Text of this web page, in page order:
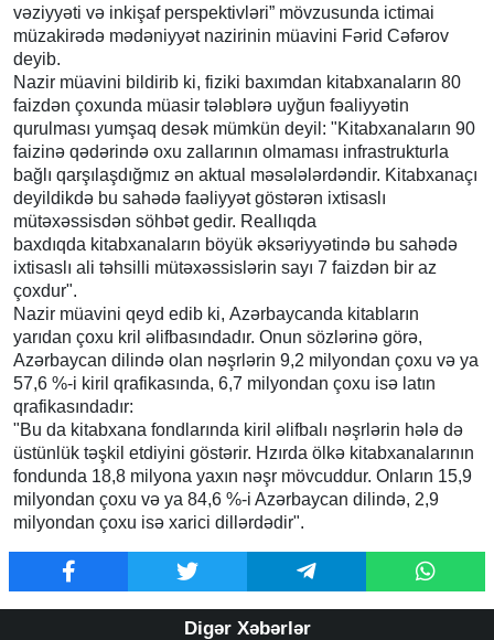
vəziyyəti və inkişaf perspektivləri” mövzusunda ictimai
müzakirədə mədəniyyət nazirinin müavini Fərid Cəfərov
deyib.
Nazir müavini bildirib ki, fiziki baxımdan kitabxanaların 80
faizdən çoxunda müasir tələblərə uyğun fəaliyyətin
qurulması yumşaq desək mümkün deyil: "Kitabxanaların 90
faizinə qədərində oxu zallarının olmaması infrastrukturla
bağlı qarşılaşdığmız ən aktual məsələlərdəndir. Kitabxanaçı
deyildikdə bu sahədə faəliyyət göstərən ixtisaslı
mütəxəssisdən söhbət gedir. Reallıqda
baxdıqda kitabxanaların böyük əksəriyyətində bu sahədə
ixtisaslı ali təhsilli mütəxəssislərin sayı 7 faizdən bir az
çoxdur".
Nazir müavini qeyd edib ki, Azərbaycanda kitabların
yarıdan çoxu kril əlifbasındadır. Onun sözlərinə görə,
Azərbaycan dilində olan nəşrlərin 9,2 milyondan çoxu və ya
57,6 %-i kiril qrafikasında, 6,7 milyondan çoxu isə latın
qrafikasındadır:
"Bu da kitabxana fondlarında kiril əlifbalı nəşrlərin hələ də
üstünlük təşkil etdiyini göstərir. Hzırda ölkə kitabxanalarının
fondunda 18,8 milyona yaxın nəşr mövcuddur. Onların 15,9
milyondan çoxu və ya 84,6 %-i Azərbaycan dilində, 2,9
milyondan çoxu isə xarici dillərdədir".
Digər Xəbərlər